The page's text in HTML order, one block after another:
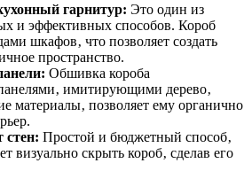
гарнитур: Это один из
и эффективных способов. Короб
шкафов‚ что позволяет создать
пространство.
Обшивка короба
имитирующими дерево‚
материалы‚ позволяет ему органично
стен: Простой и бюджетный способ‚
визуально скрыть короб‚ сделав его